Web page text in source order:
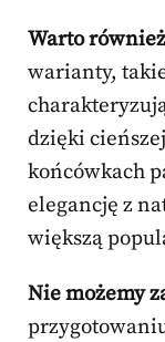
Warto
warianty,
dzięki
końcówkach
elegancję z
większą
Nie możemy